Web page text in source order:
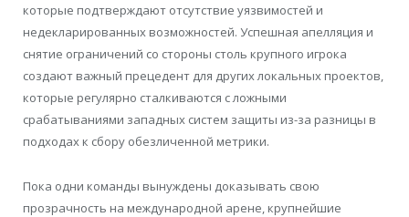
которые подтверждают отсутствие уязвимостей и
недекларированных возможностей. Успешная апелляция и
снятие ограничений со стороны столь крупного игрока
создают важный прецедент для других локальных проектов,
которые регулярно сталкиваются с ложными
срабатываниями западных систем защиты из-за разницы в
подходах к сбору обезличенной метрики.
Пока одни команды вынуждены доказывать свою
прозрачность на международной арене, крупнейшие